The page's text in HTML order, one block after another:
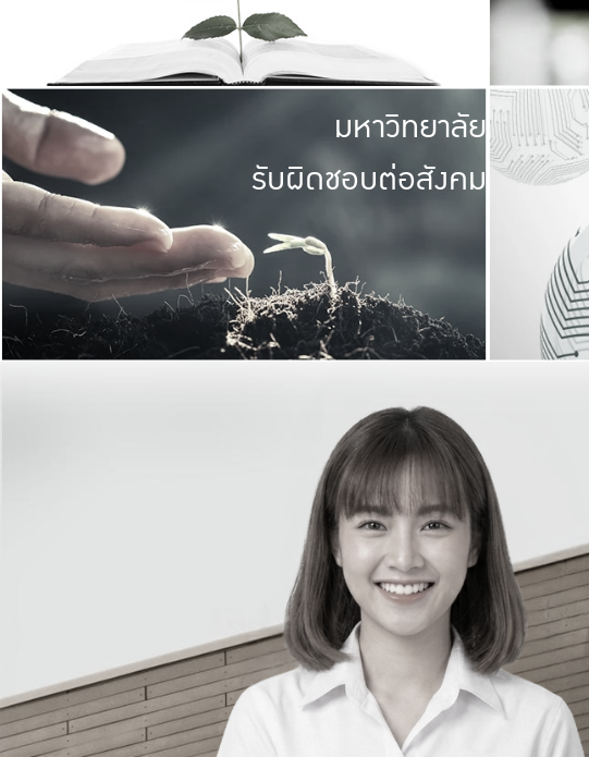
มหาวิทยาลัย
รับผิดชอบต่อสังคม